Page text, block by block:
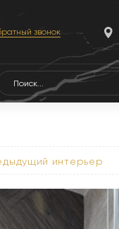
звонок
интерьер